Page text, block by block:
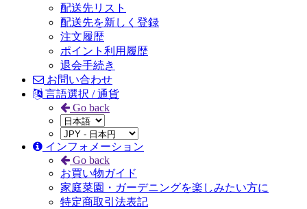
配送先リスト
配送先を新しく登録
注文履歴
ポイント利用履歴
退会手続き
お問い合わせ
言語選択 / 通貨
Go back
インフォメーション
Go back
お買い物ガイド
家庭菜園・ガーデニングを楽しみたい方に
特定商取引法表記